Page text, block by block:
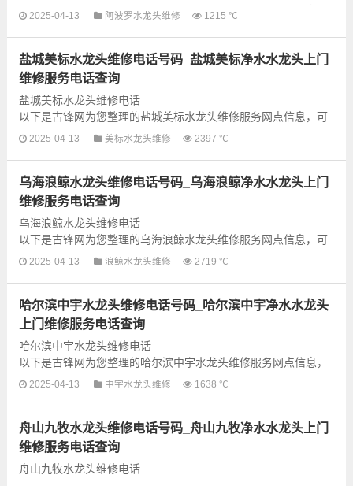
以下是古锋网为您整理的固原阿波罗水龙头维修服务网点信息，
2025-04-13 阿波罗水龙头维修 1215 ℃
盐城美标水龙头维修电话号码_盐城美标净水水龙头上门
维修服务电话查询
盐城美标水龙头维修电话
以下是古锋网为您整理的盐城美标水龙头维修服务网点信息，可
以为您提供美标全型号水龙头上门故障检测和维修业务，为了更
2025-04-13 美标水龙头维修 2397 ℃
乌海浪鲸水龙头维修电话号码_乌海浪鲸净水水龙头上门
维修服务电话查询
乌海浪鲸水龙头维修电话
以下是古锋网为您整理的乌海浪鲸水龙头维修服务网点信息，可
以为您提供浪鲸全型号水龙头上门故障检测和维修业务，为了更
2025-04-13 浪鲸水龙头维修 2719 ℃
哈尔滨中宇水龙头维修电话号码_哈尔滨中宇净水水龙头
上门维修服务电话查询
哈尔滨中宇水龙头维修电话
以下是古锋网为您整理的哈尔滨中宇水龙头维修服务网点信息，
可以为您提供中宇全型号水龙头上门故障检测和维修业务，为了
2025-04-13 中宇水龙头维修 1638 ℃
舟山九牧水龙头维修电话号码_舟山九牧净水水龙头上门
维修服务电话查询
舟山九牧水龙头维修电话